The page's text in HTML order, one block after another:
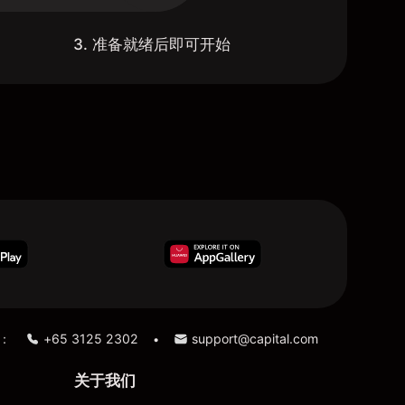
3. 准备就绪后即可开始
+65 3125 2302 • support@capital.com
关于我们